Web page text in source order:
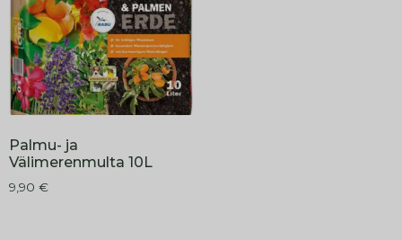
Palmu- ja
Välimerenmulta 10L
9,90 €